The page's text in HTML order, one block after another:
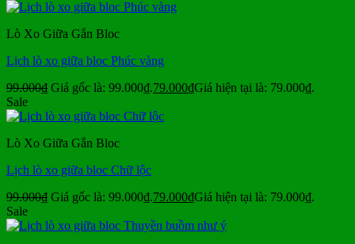
Lò Xo Giữa Gắn Bloc
Lịch lò xo giữa bloc Phúc vàng
99.000₫ Giá gốc là: 99.000₫.79.000₫Giá hiện tại là: 79.000₫.
Sale
Lò Xo Giữa Gắn Bloc
Lịch lò xo giữa bloc Chữ lộc
99.000₫ Giá gốc là: 99.000₫.79.000₫Giá hiện tại là: 79.000₫.
Sale